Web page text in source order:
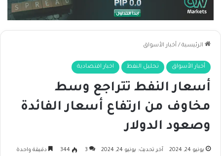
الرئيسية / أخبار الأسواق
أخبار الأسواق تحليل النفط اخبار اقتصادية
أسعار النفط تتراجع وسط
مخاوف من ارتفاع أسعار الفائدة
وصعود الدولار
يونيو 24, 2024 آخر تحديث: يونيو 24, 2024 3
344 دقيقة واحدة